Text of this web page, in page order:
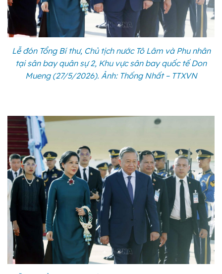
Lễ đón Tổng Bí thư, Chủ tịch nước Tô Lâm và Phu nhân
tại sân bay quân sự 2, Khu vực sân bay quốc tế Don
Mueng (27/5/2026). Ảnh: Thống Nhất – TTXVN